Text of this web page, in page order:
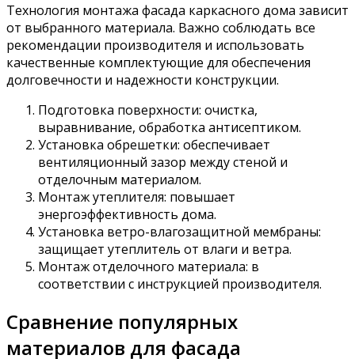
Технология монтажа фасада каркасного дома зависит
от выбранного материала. Важно соблюдать все
рекомендации производителя и использовать
качественные комплектующие для обеспечения
долговечности и надежности конструкции.
Подготовка поверхности: очистка,
выравнивание, обработка антисептиком.
Установка обрешетки: обеспечивает
вентиляционный зазор между стеной и
отделочным материалом.
Монтаж утеплителя: повышает
энергоэффективность дома.
Установка ветро-влагозащитной мембраны:
защищает утеплитель от влаги и ветра.
Монтаж отделочного материала: в
соответствии с инструкцией производителя.
Сравнение популярных
материалов для фасада